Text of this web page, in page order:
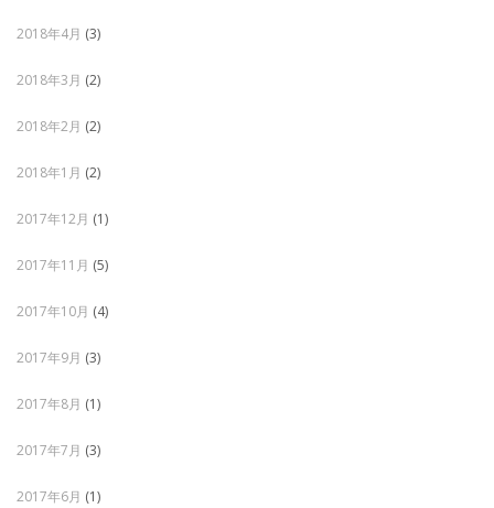
2018年4月 (3)
2018年3月 (2)
2018年2月 (2)
2018年1月 (2)
2017年12月 (1)
2017年11月 (5)
2017年10月 (4)
2017年9月 (3)
2017年8月 (1)
2017年7月 (3)
2017年6月 (1)